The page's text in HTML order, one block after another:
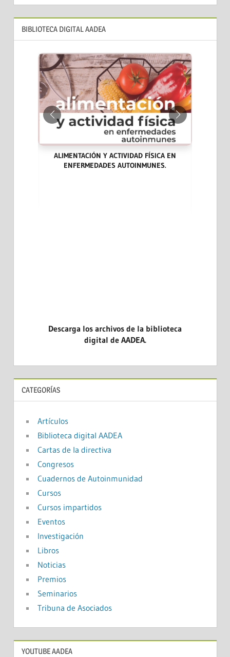
BIBLIOTECA DIGITAL AADEA
ALIMENTACIÓN Y ACTIVIDAD FÍSICA EN
ENFERMEDADES AUTOINMUNES.
Descarga los archivos de la biblioteca
digital de AADEA.
CATEGORÍAS
Artículos
Biblioteca digital AADEA
Cartas de la directiva
Congresos
Cuadernos de Autoinmunidad
Cursos
Cursos impartidos
Eventos
Investigación
Libros
Noticias
Premios
Seminarios
Tribuna de Asociados
YOUTUBE AADEA